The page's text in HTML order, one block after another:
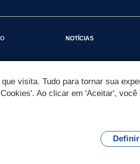
NOTÍCIAS
visita. Tudo para tornar sua
Ao clicar em 'Aceitar',